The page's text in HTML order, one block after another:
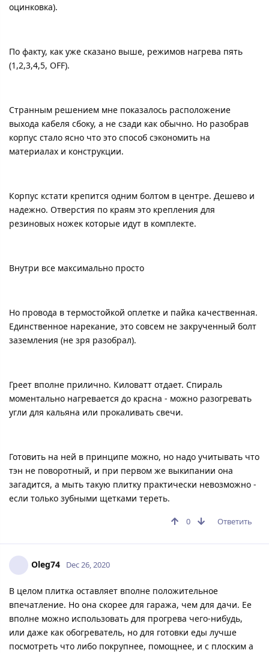
оцинковка).
По факту, как уже сказано выше, режимов нагрева пять
(1,2,3,4,5, OFF).
Странным решением мне показалось расположение
выхода кабеля сбоку, а не сзади как обычно. Но разобрав
корпус стало ясно что это способ сэкономить на
материалах и конструкции.
Корпус кстати крепится одним болтом в центре. Дешево и
надежно. Отверстия по краям это крепления для
резиновых ножек которые идут в комплекте.
Внутри все максимально просто
Но провода в термостойкой оплетке и пайка качественная.
Единственное нарекание, это совсем не закрученный болт
заземления (не зря разобрал).
Греет вполне прилично. Киловатт отдает. Спираль
моментально нагревается до красна - можно разогревать
угли для кальяна или прокаливать свечи.
Готовить на ней в принципе можно, но надо учитывать что
тэн не поворотный, и при первом же выкипании она
загадится, а мыть такую плитку практически невозможно -
если только зубными щетками тереть.
0 Ответить
Oleg74 Dec 26, 2020
В целом плитка оставляет вполне положительное
впечатление. Но она скорее для гаража, чем для дачи. Ее
вполне можно использовать для прогрева чего-нибудь,
или даже как обогреватель, но для готовки еды лучше
посмотреть что либо покрупнее, помощнее, и с плоским а